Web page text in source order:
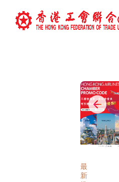
最
新